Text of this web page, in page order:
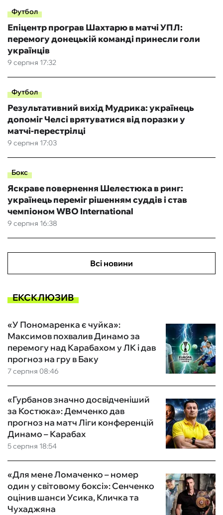
Футбол
9 серпня 17:32
Епіцентр програв Шахтарю в матчі УПЛ:
перемогу донецькій команді принесли голи
українців
Футбол
9 серпня 17:03
Результативний вихід Мудрика: українець
допоміг Челсі врятуватися від поразки у
матчі-перестрілці
Бокс
9 серпня 16:38
Яскраве повернення Шелестюка в ринг:
українець переміг рішенням суддів і став
чемпіоном WBO International
Всі новини
ЕКСКЛЮЗИВ
7 серпня 08:46
«У Пономаренка є чуйка»:
Максимов похвалив Динамо за
перемогу над Карабахом у ЛК і дав
прогноз на гру в Баку
5 серпня 18:54
«Гурбанов значно досвідченіший
за Костюка»: Демченко дав
прогноз на матч Ліги конференцій
Динамо – Карабах
«Для мене Ломаченко – номер
один у світовому боксі»: Сенченко
оцінив шанси Усика, Кличка та
Чухаджяна